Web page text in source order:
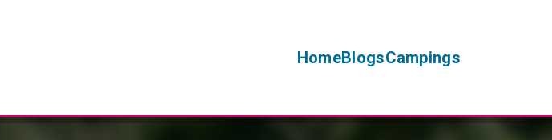
HomeBlogsCampings